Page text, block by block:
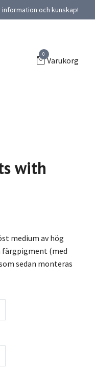
och kunskap!
0
Varukorg
with
medium av hög
färgpigment (med
sedan monteras